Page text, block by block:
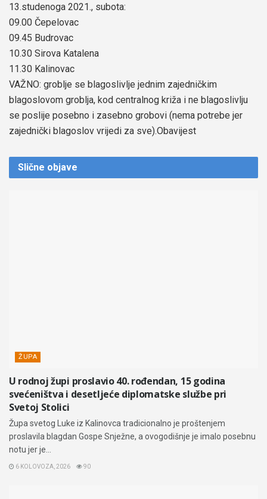
13.studenoga 2021., subota:
09.00 Čepelovac
09.45 Budrovac
10.30 Sirova Katalena
11.30 Kalinovac
VAŽNO: groblje se blagoslivlje jednim zajedničkim
blagoslovom groblja, kod centralnog križa i ne blagoslivlju
se poslije posebno i zasebno grobovi (nema potrebe jer
zajednički blagoslov vrijedi za sve).Obavijest
Slične objave
ŽUPA
U rodnoj župi proslavio 40. rođendan, 15 godina
svećeništva i desetljeće diplomatske službe pri
Svetoj Stolici
Župa svetog Luke iz Kalinovca tradicionalno je proštenjem
proslavila blagdan Gospe Snježne, a ovogodišnje je imalo posebnu
notu jer je...
6 KOLOVOZA, 2026 90